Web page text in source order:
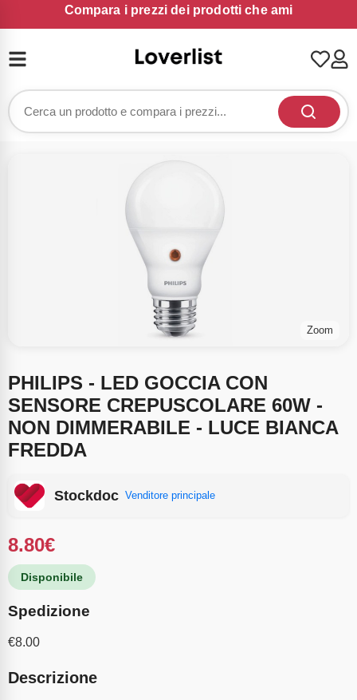
Compara i prezzi dei prodotti che ami
Zoom
PHILIPS - LED GOCCIA CON
SENSORE CREPUSCOLARE 60W -
NON DIMMERABILE - LUCE BIANCA
FREDDA
Stockdoc Venditore principale
8.80€
Disponibile
Spedizione
€8.00
Descrizione